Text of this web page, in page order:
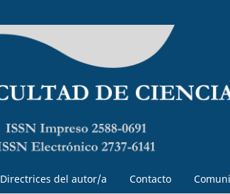
Directrices del autor/a Contacto